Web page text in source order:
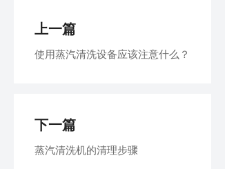
上一篇
使用蒸汽清洗设备应该注意什么？
下一篇
蒸汽清洗机的清理步骤